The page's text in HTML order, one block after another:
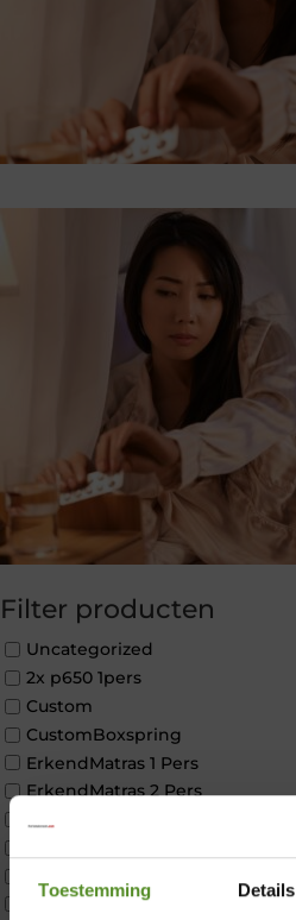
Toestemming Details
Filter producten
Uncategorized
2x p650 1pers
Custom
CustomBoxspring
ErkendMatras 1 Pers
ErkendMatras 2 Pers
p350 1 Pers